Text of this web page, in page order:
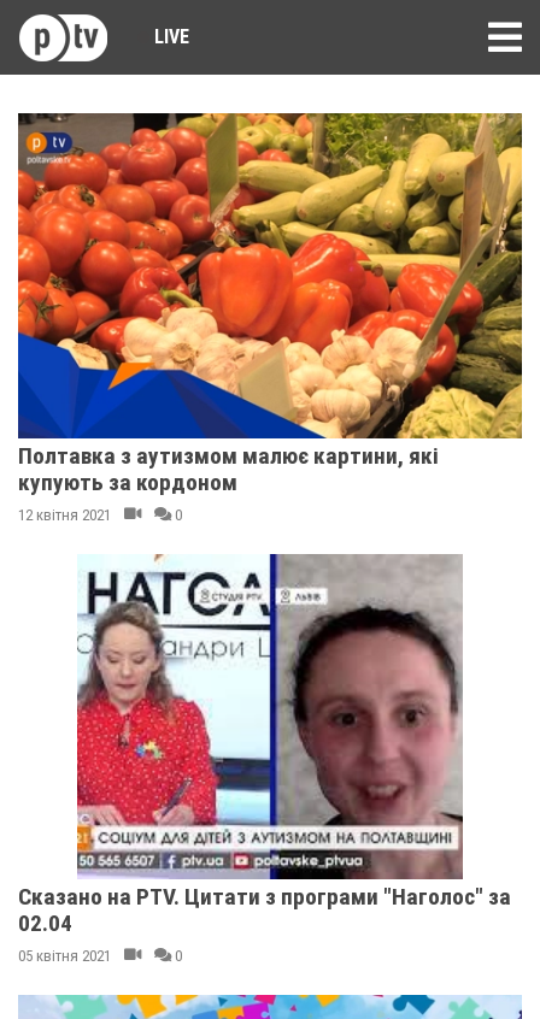
LIVE
Полтавка з аутизмом малює картини, які
купують за кордоном
12 квітня 2021 0
Сказано на PTV. Цитати з програми "Наголос" за
02.04
05 квітня 2021 0